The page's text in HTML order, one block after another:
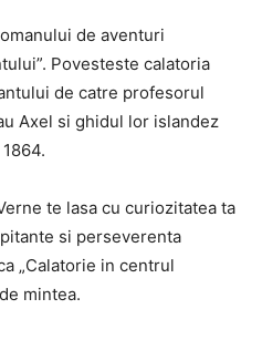
de aventuri
Povesteste calatoria
de catre profesorul
Axel si ghidul lor islandez
te lasa cu curiozitatea ta
si perseverenta
„Calatorie in centrul
mintea.